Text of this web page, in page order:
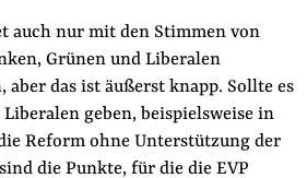
auch nur mit den Stimmen von
Grünen und Liberalen
aber das ist äußerst knapp. Sollte es
geben, beispielsweise in
Reform ohne Unterstützung der
die Punkte, für die die EVP